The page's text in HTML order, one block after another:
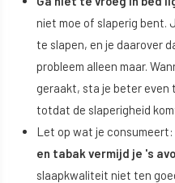
niet moe of slaperig bent.
te slapen, en je daarover
probleem alleen maar.
geraakt, sta je beter even
totdat de slaperigheid
Let op wat je consumeert:
en tabak vermijd je 's
slaapkwaliteit niet ten